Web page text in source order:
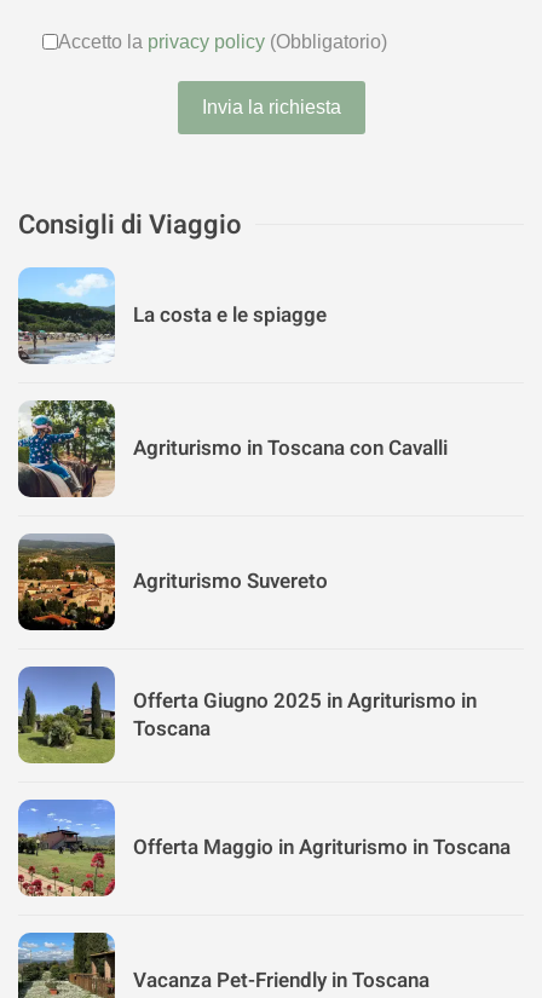
Accetto laprivacy policy
Accetto la privacy policy (Obbligatorio)
Invia la richiesta
Consigli di Viaggio
La costa e le spiagge
Agriturismo in Toscana con Cavalli
Agriturismo Suvereto
Offerta Giugno 2025 in Agriturismo in
Toscana
Offerta Maggio in Agriturismo in Toscana
Vacanza Pet-Friendly in Toscana